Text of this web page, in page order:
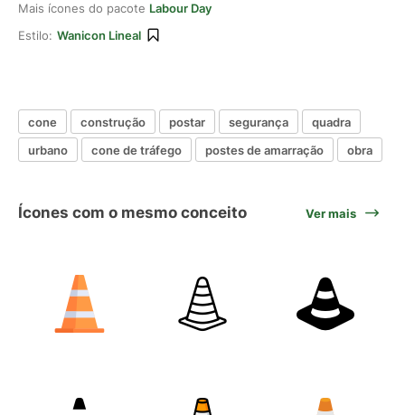
Mais ícones do pacote Labour Day
Estilo: Wanicon Lineal
cone construção postar segurança
quadra
urbano
cone de tráfego postes de amarração obra
Ícones com o mesmo conceito Ver mais